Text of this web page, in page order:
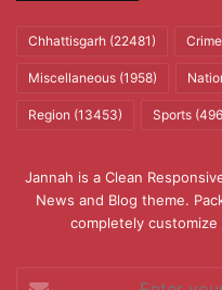
Chhattisgarh (22481) Crime
Miscellaneous (1958)
Region (13453) Sports
Jannah is a Clean
News and Blog theme.
completely